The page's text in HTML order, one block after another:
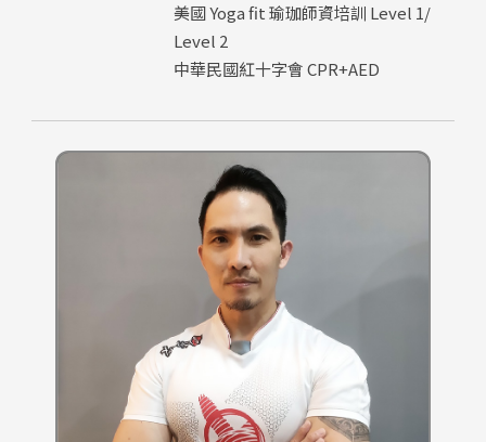
美國 Yoga fit 瑜珈師資培訓 Level 1/
Level 2
中華民國紅十字會 CPR+AED